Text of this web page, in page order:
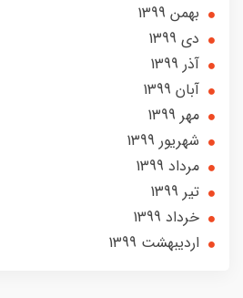
بهمن 1399
دی 1399
آذر 1399
آبان 1399
مهر 1399
شهریور 1399
مرداد 1399
تير 1399
خرداد 1399
ارديبهشت 1399